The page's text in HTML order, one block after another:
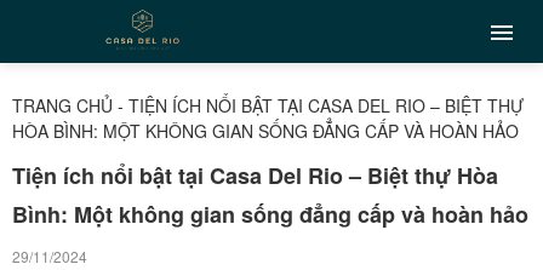
TRANG CHỦ - TIỆN ÍCH NỔI BẬT TẠI CASA DEL RIO – BIỆT THỰ
HÒA BÌNH: MỘT KHÔNG GIAN SỐNG ĐẲNG CẤP VÀ HOÀN HẢO
Tiện ích nổi bật tại Casa Del Rio – Biệt thự Hòa
Bình: Một không gian sống đẳng cấp và hoàn hảo
29/11/2024